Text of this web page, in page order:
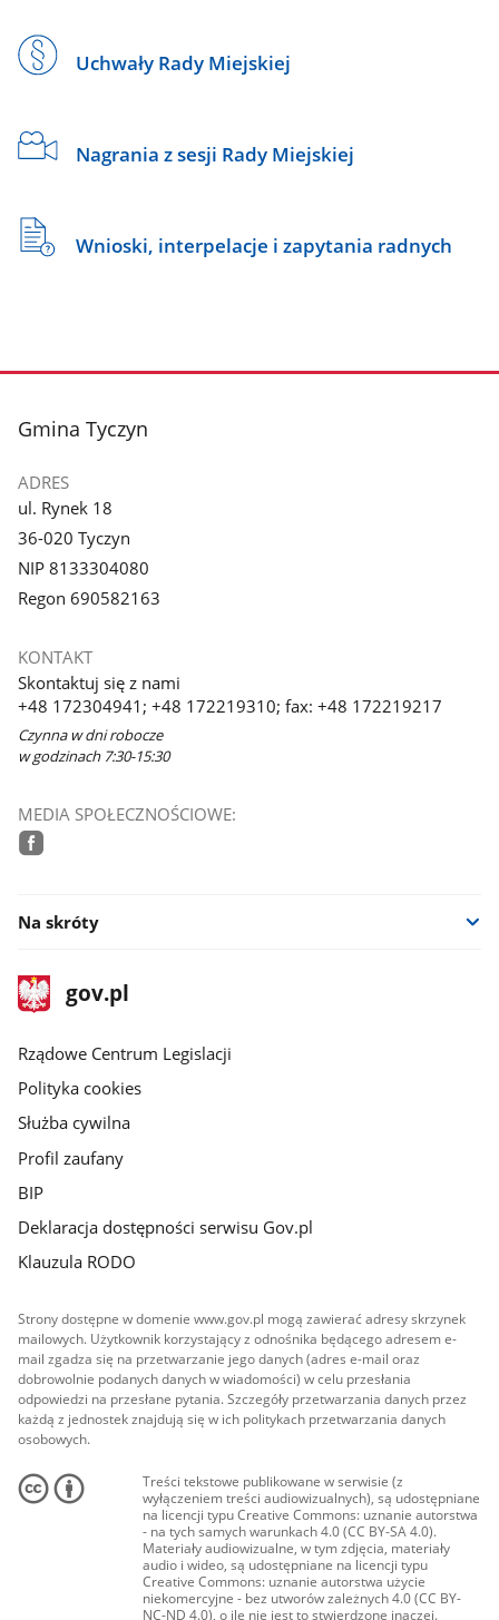
Uchwały Rady Miejskiej
Nagrania z sesji Rady Miejskiej
Wnioski, interpelacje i zapytania radnych
stopka
Gmina Tyczyn
ADRES
ul. Rynek 18
36-020 Tyczyn
NIP 8133304080
Regon 690582163
KONTAKT
Skontaktuj się z nami
+48 172304941; +48 172219310; fax: +48 172219217
Czynna w dni robocze
w godzinach 7:30-15:30
MEDIA SPOŁECZNOŚCIOWE:
Na skróty
stopka
gov.plStrona
gov.pl
Rządowe Centrum Legislacji
Polityka cookies
Służba cywilna
Profil zaufany
BIP
Deklaracja dostępności serwisu Gov.pl
Klauzula RODO
Strony dostępne w domenie www.gov.pl mogą zawierać adresy skrzynek
mailowych. Użytkownik korzystający z odnośnika będącego adresem e-
mail zgadza się na przetwarzanie jego danych (adres e-mail oraz
dobrowolnie podanych danych w wiadomości) w celu przesłania
odpowiedzi na przesłane pytania. Szczegóły przetwarzania danych przez
każdą z jednostek znajdują się w ich politykach przetwarzania danych
osobowych.
Treści tekstowe publikowane w serwisie (z
wyłączeniem treści audiowizualnych), są udostępniane
na licencji typu Creative Commons: uznanie autorstwa
- na tych samych warunkach 4.0 (CC BY-SA 4.0).
Materiały audiowizualne, w tym zdjęcia, materiały
audio i wideo, są udostępniane na licencji typu
Creative Commons: uznanie autorstwa użycie
niekomercyjne - bez utworów zależnych 4.0 (CC BY-
NC-ND 4.0), o ile nie jest to stwierdzone inaczej.